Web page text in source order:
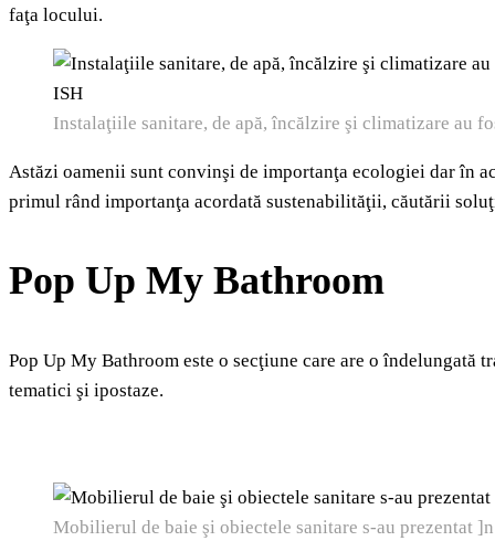
faţa locului.
Instalaţiile sanitare, de apă, încălzire şi climatizare au
Astăzi oamenii sunt convinşi de importanţa ecologiei dar în
primul rând importanţa acordată sustenabilităţii, căutării
Pop Up My Bathroom
Pop Up My Bathroom este o secţiune care are o
tematici şi ipostaze.
Mobilierul de baie şi obiectele sanitare s-au prezentat